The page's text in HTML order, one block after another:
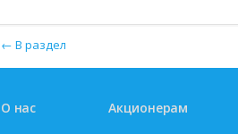
← В раздел
О нас Акционерам